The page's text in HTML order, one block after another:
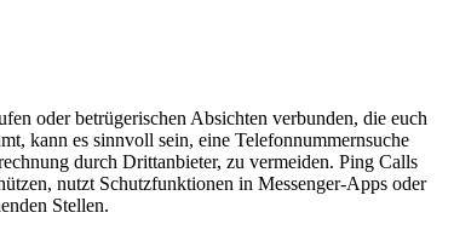
oder betrügerischen Absichten verbunden, die euch
kann es sinnvoll sein, eine Telefonnummernsuche
durch Drittanbieter, zu vermeiden. Ping Calls
nutzt Schutzfunktionen in Messenger-Apps oder
Stellen.